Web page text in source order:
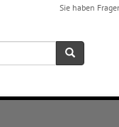
Sie haben